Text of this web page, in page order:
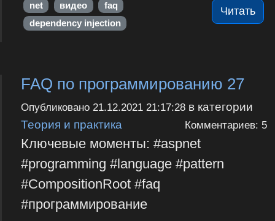
Читать
net видео
faq
dependency injection
FAQ по программированию 27
Опубликовано 21.12.2021 21:17:28в категории
Теория и практика
Комментариев: 5
Ключевые моменты: #aspnet
#programming #language #pattern
#CompositionRoot #faq
#программирование